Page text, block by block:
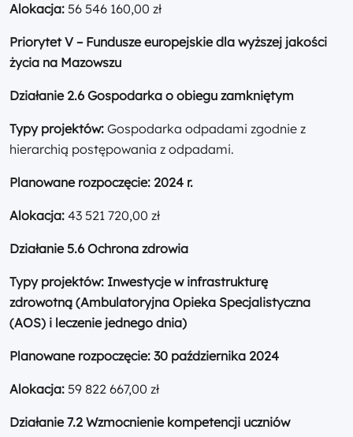
Alokacja: 56 546 160,00 zł
Priorytet V – Fundusze europejskie dla wyższej jakości
życia na Mazowszu
Działanie 2.6 Gospodarka o obiegu zamkniętym
Typy projektów: Gospodarka odpadami zgodnie z
hierarchią postępowania z odpadami.
Planowane rozpoczęcie: 2024 r.
Alokacja: 43 521 720,00 zł
Działanie 5.6 Ochrona zdrowia
Typy projektów: Inwestycje w infrastrukturę
zdrowotną (Ambulatoryjna Opieka Specjalistyczna
(AOS) i leczenie jednego dnia)
Planowane rozpoczęcie: 30 października 2024
Alokacja: 59 822 667,00 zł
Działanie 7.2 Wzmocnienie kompetencji uczniów